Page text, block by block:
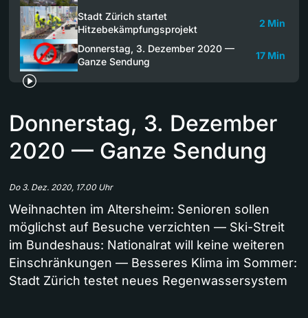
Stadt Zürich startet
Hitzebekämpfungsprojekt
2 Min
Donnerstag, 3. Dezember 2020 —
Ganze Sendung
17 Min
Donnerstag, 3. Dezember
2020 — Ganze Sendung
Do 3. Dez. 2020, 17.00 Uhr
Weihnachten im Altersheim: Senioren sollen
möglichst auf Besuche verzichten — Ski-Streit
im Bundeshaus: Nationalrat will keine weiteren
Einschränkungen — Besseres Klima im Sommer:
Stadt Zürich testet neues Regenwassersystem